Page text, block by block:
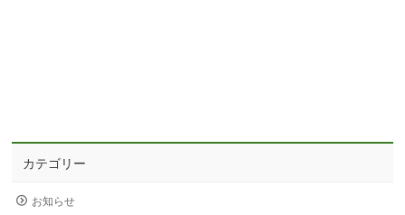
カテゴリー
お知らせ